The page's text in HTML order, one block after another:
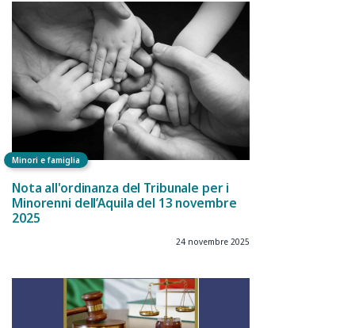
Minori e famiglia
Nota all'ordinanza del Tribunale per i
Minorenni dell’Aquila del 13 novembre
2025
24 novembre 2025